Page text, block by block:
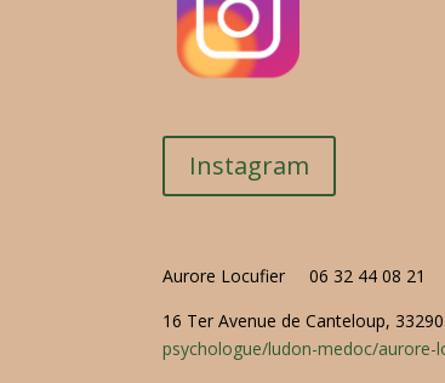
Instagram
Aurore Locufier06 32 44 08
16 Ter Avenue de Canteloup,
psychologue/ludon-medoc/aurore-